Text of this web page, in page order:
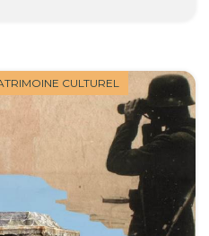
CULTUREL